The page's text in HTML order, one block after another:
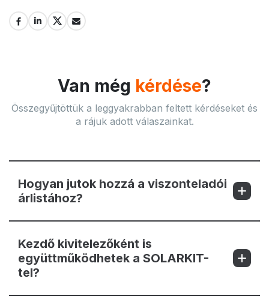
Van még kérdése?
Összegyűjtöttük a leggyakrabban feltett kérdéseket és
a rájuk adott válaszainkat.
Hogyan jutok hozzá a viszonteladói
árlistához?
Kezdő kivitelezőként is
együttműködhetek a SOLARKIT-
tel?